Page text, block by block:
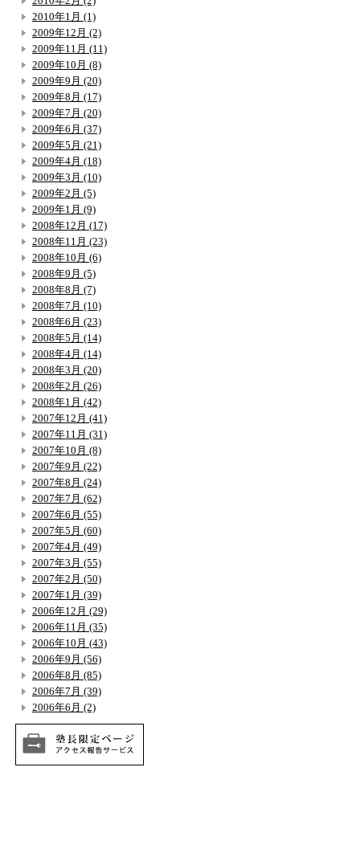
2010年1月 (1)
2009年12月 (2)
2009年11月 (11)
2009年10月 (8)
2009年9月 (20)
2009年8月 (17)
2009年7月 (20)
2009年6月 (37)
2009年5月 (21)
2009年4月 (18)
2009年3月 (10)
2009年2月 (5)
2009年1月 (9)
2008年12月 (17)
2008年11月 (23)
2008年10月 (6)
2008年9月 (5)
2008年8月 (7)
2008年7月 (10)
2008年6月 (23)
2008年5月 (14)
2008年4月 (14)
2008年3月 (20)
2008年2月 (26)
2008年1月 (42)
2007年12月 (41)
2007年11月 (31)
2007年10月 (8)
2007年9月 (22)
2007年8月 (24)
2007年7月 (62)
2007年6月 (55)
2007年5月 (60)
2007年4月 (49)
2007年3月 (55)
2007年2月 (50)
2007年1月 (39)
2006年12月 (29)
2006年11月 (35)
2006年10月 (43)
2006年9月 (56)
2006年8月 (85)
2006年7月 (39)
2006年6月 (2)